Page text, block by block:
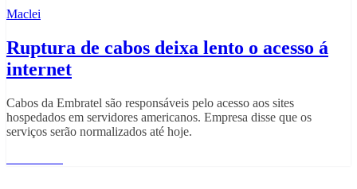
Maclei
Ruptura de cabos deixa lento o acesso á
internet
Cabos da Embratel são responsáveis pelo acesso aos sites
hospedados em servidores americanos. Empresa disse que os
serviços serão normalizados até hoje.